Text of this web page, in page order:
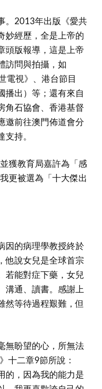
。2013年出版《愛共
妙經歷，全是上帝的
頭版報導，這是上帝
訪問與拍攝，如
電視》、港台節目
播出）等；還有來自
角石協會、香港基督
邀前往澳門佈道會分
持。
獲教育局嘉許為「感
更被選為「十大傑出
因的病理學教授終於
他說女兒是全球首宗
若能對症下藥，女兒
溝通、讀書。感謝上
然等待過程艱難，但
無盼望的心，所無法
十二章9節所說：
的，因為我的能力是